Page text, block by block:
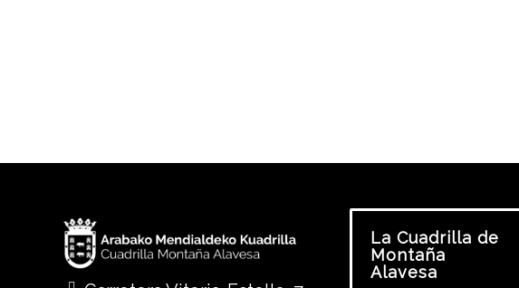
La Cuadrilla de
Montaña
Alavesa